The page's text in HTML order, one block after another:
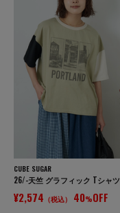
CUBE SUGAR
26/-天竺 グラフィック Tシャツ
¥2,574 （税込） 40%OFF